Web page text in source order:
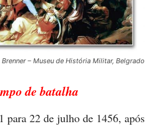
– Museu de História Militar, Belgrado
de batalha
para 22 de julho de 1456, após